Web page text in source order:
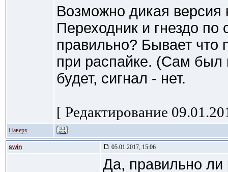
Возможно дикая версия
Переходник и гнездо
правильно? Бывает что
при распайке. (Сам был
будет, сигнал - нет.
[ Редактирование
Наверх
swin 05.01.2017, 15:06
Да, правильно